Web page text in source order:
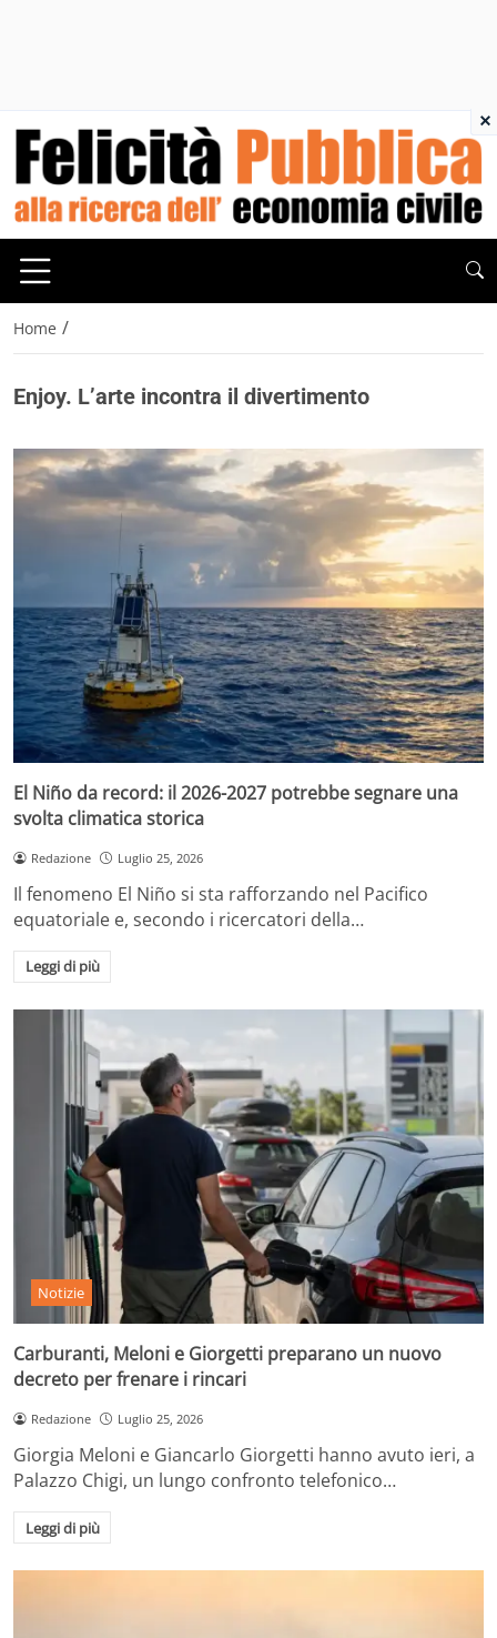
Home /
Enjoy. L’arte incontra il divertimento
El Niño da record: il 2026-2027 potrebbe segnare una
svolta climatica storica
Redazione Luglio 25, 2026
Il fenomeno El Niño si sta rafforzando nel Pacifico
equatoriale e, secondo i ricercatori della…
Leggi di più
Notizie
Carburanti, Meloni e Giorgetti preparano un nuovo
decreto per frenare i rincari
Redazione Luglio 25, 2026
Giorgia Meloni e Giancarlo Giorgetti hanno avuto ieri, a
Palazzo Chigi, un lungo confronto telefonico…
Leggi di più
×